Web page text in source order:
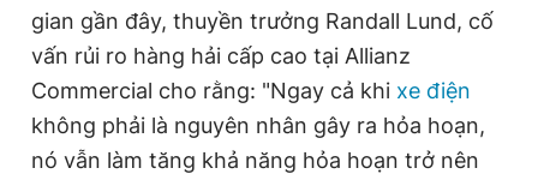
gian gần đây, thuyền trưởng Randall Lund, cố
vấn rủi ro hàng hải cấp cao tại Allianz
Commercial cho rằng: "Ngay cả khi xe điện
không phải là nguyên nhân gây ra hỏa hoạn,
nó vẫn làm tăng khả năng hỏa hoạn trở nên